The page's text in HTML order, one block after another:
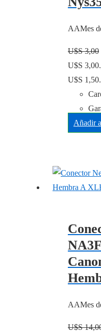
AAMes
U$S3,00
U$S 3,00.
U$S 1,50.
Añadir
AAMes
U$S